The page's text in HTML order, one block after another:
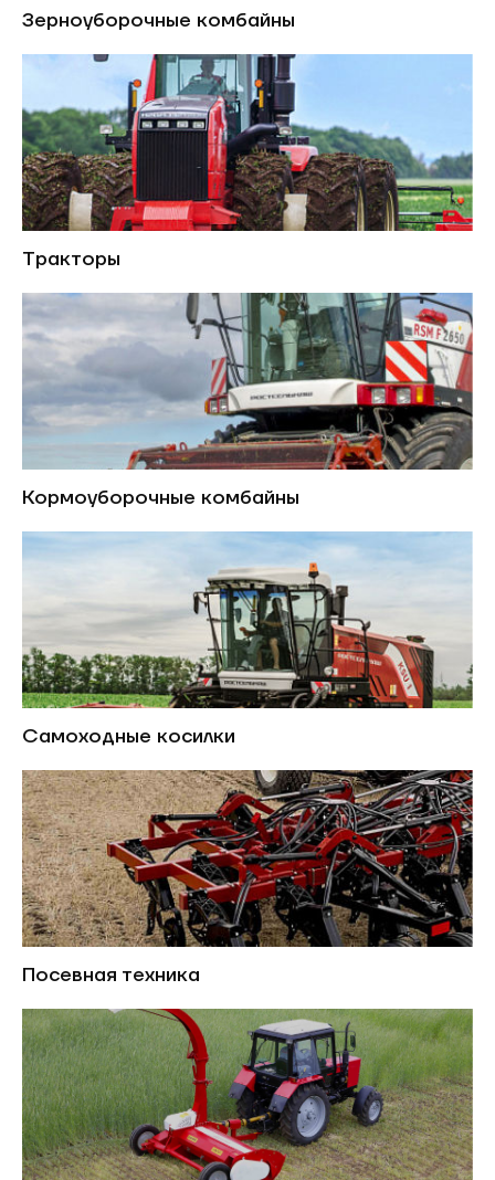
Зерноуборочные комбайны
Тракторы
Кормоуборочные комбайны
Самоходные косилки
Посевная техника